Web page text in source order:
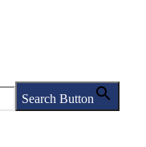
Search Button